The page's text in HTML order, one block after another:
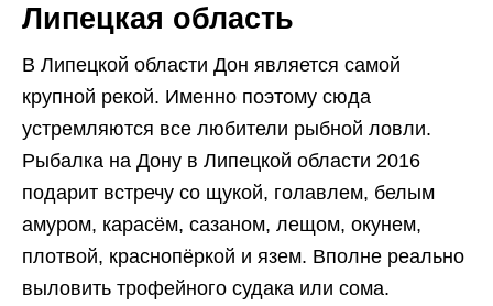
Липецкая область
В Липецкой области Дон является самой
крупной рекой. Именно поэтому сюда
устремляются все любители рыбной ловли.
Рыбалка на Дону в Липецкой области 2016
подарит встречу со щукой, голавлем, белым
амуром, карасём, сазаном, лещом, окунем,
плотвой, краснопёркой и язем. Вполне реально
выловить трофейного судака или сома.